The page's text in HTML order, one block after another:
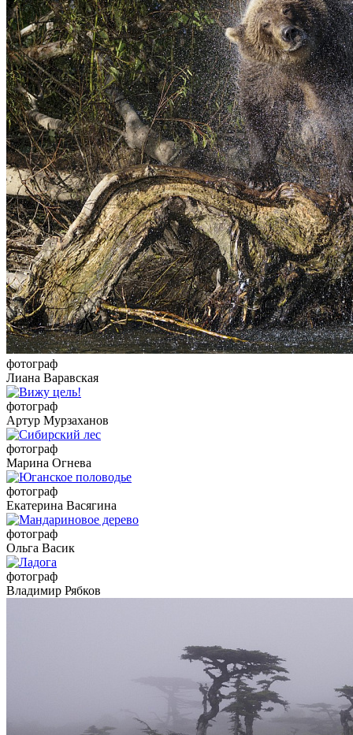
фотограф
Лиана Варавская
фотограф
Артур Мурзаханов
фотограф
Марина Огнева
фотограф
Екатерина Васягина
фотограф
Ольга Васик
фотограф
Владимир Рябков